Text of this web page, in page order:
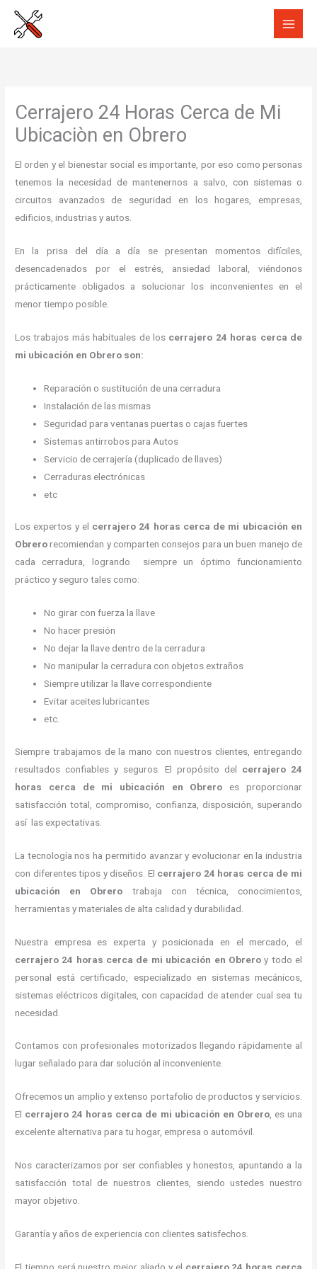
Cerrajero 24 Horas Cerca de Mi
Ubicaciòn en Obrero
El orden y el bienestar social es importante, por eso como personas
tenemos la necesidad de mantenernos a salvo, con sistemas o
circuitos avanzados de seguridad en los hogares, empresas,
edificios, industrias y autos.
En la prisa del día a día se presentan momentos difíciles,
desencadenados por el estrés, ansiedad laboral, viéndonos
prácticamente obligados a solucionar los inconvenientes en el
menor tiempo posible.
Los trabajos más habituales de los cerrajero 24 horas cerca de
mi ubicación en Obrero son:
Reparación o sustitución de una cerradura
Instalación de las mismas
Seguridad para ventanas puertas o cajas fuertes
Sistemas antirrobos para Autos
Servicio de cerrajería (duplicado de llaves)
Cerraduras electrónicas
etc
Los expertos y el cerrajero 24 horas cerca de mi ubicación en
Obrero recomiendan y comparten consejos para un buen manejo de
cada cerradura, logrando siempre un óptimo funcionamiento
práctico y seguro tales como:
No girar con fuerza la llave
No hacer presión
No dejar la llave dentro de la cerradura
No manipular la cerradura con objetos extraños
Siempre utilizar la llave correspondiente
Evitar aceites lubricantes
etc.
Siempre trabajamos de la mano con nuestros clientes, entregando
resultados confiables y seguros. El propósito del cerrajero 24
horas cerca de mi ubicación en Obrero es proporcionar
satisfacción total, compromiso, confianza, disposición, superando
así las expectativas.
La tecnología nos ha permitido avanzar y evolucionar en la industria
con diferentes tipos y diseños. El cerrajero 24 horas cerca de mi
ubicación en Obrero trabaja con técnica, conocimientos,
herramientas y materiales de alta calidad y durabilidad.
Nuestra empresa es experta y posicionada en el mercado, el
cerrajero 24 horas cerca de mi ubicación en Obreroy todo el
personal está certificado, especializado en sistemas mecánicos,
sistemas eléctricos digitales, con capacidad de atender cual sea tu
necesidad.
Contamos con profesionales motorizados llegando rápidamente al
lugar señalado para dar solución al inconveniente.
Ofrecemos un amplio y extenso portafolio de productos y servicios.
El cerrajero 24 horas cerca de mi ubicación en Obrero, es una
excelente alternativa para tu hogar, empresa o automóvil.
Nos caracterizamos por ser confiables y honestos, apuntando a la
satisfacción total de nuestros clientes, siendo ustedes nuestro
mayor objetivo.
Garantía y años de experiencia con clientes satisfechos.